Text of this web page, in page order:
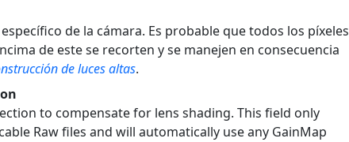
de la cámara. Es probable que todos los píxeles
de este se recorten y se manejen en consecuencia
de luces altas.
to compensate for lens shading. This field only
Raw files and will automatically use any GainMap